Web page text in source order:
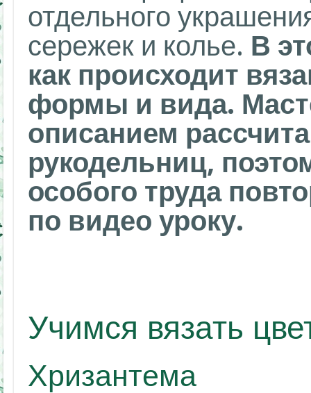
отдельного
сережек и колье. В
как происходит
формы и вида.
описанием
рукодельниц,
особого труда
по видео уроку.
Учимся вязать
Хризантема